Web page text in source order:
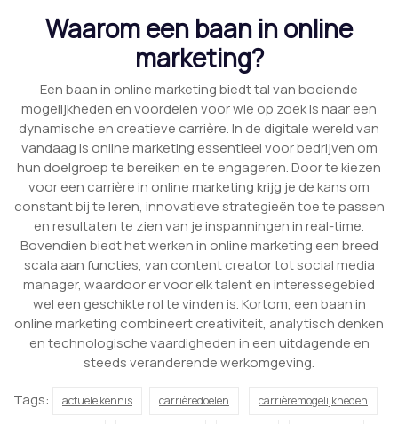
Waarom een baan in online
marketing?
Een baan in online marketing biedt tal van boeiende
mogelijkheden en voordelen voor wie op zoek is naar een
dynamische en creatieve carrière. In de digitale wereld van
vandaag is online marketing essentieel voor bedrijven om
hun doelgroep te bereiken en te engageren. Door te kiezen
voor een carrière in online marketing krijg je de kans om
constant bij te leren, innovatieve strategieën toe te passen
en resultaten te zien van je inspanningen in real-time.
Bovendien biedt het werken in online marketing een breed
scala aan functies, van content creator tot social media
manager, waardoor er voor elk talent en interessegebied
wel een geschikte rol te vinden is. Kortom, een baan in
online marketing combineert creativiteit, analytisch denken
en technologische vaardigheden in een uitdagende en
steeds veranderende werkomgeving.
Tags:
actuele kennis carrièredoelen carrièremogelijkheden